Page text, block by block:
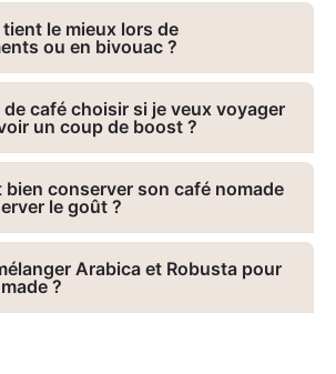
tient le mieux lors de
ou en bivouac ?
de café choisir si je veux voyager
un coup de boost ?
bien conserver son café nomade
le goût ?
Arabica et Robusta pour
?